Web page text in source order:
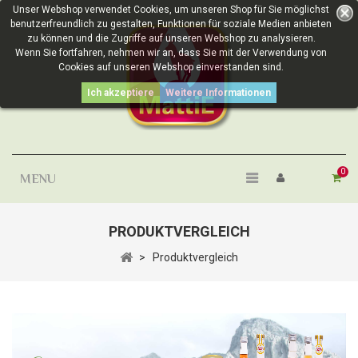
0
MENU
Unser Webshop verwendet Cookies, um unseren Shop für Sie möglichst
benutzerfreundlich zu gestalten, Funktionen für soziale Medien anbieten
zu können und die Zugriffe auf unseren Webshop zu analysieren.
Wenn Sie fortfahren, nehmen wir an, dass Sie mit der Verwendung von
Cookies auf unseren Webshop einverstanden sind.
Ich akzeptiere Weitere Informationen
PRODUKTVERGLEICH
> Produktvergleich